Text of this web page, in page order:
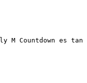
M Countdown es